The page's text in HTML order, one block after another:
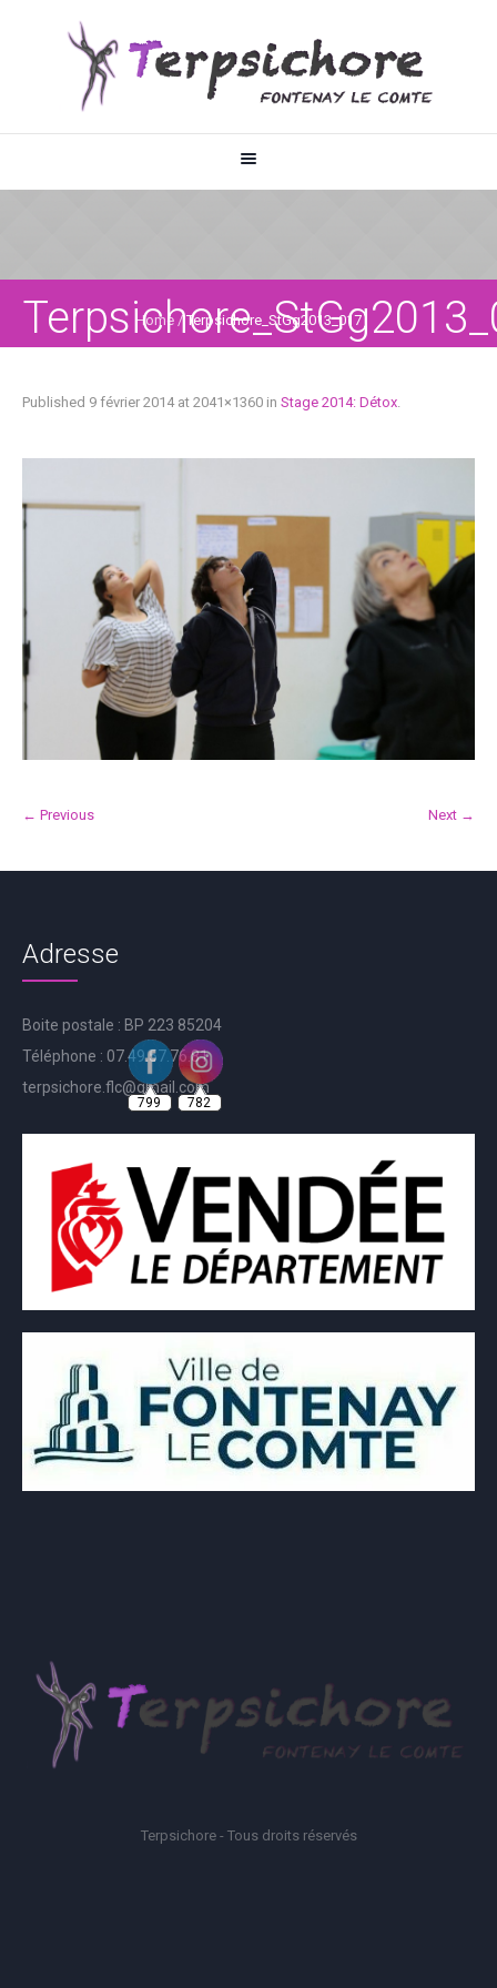
Home /Terpsichore_StGg2013_017
Published 9 février 2014at 2041×1360 in Stage 2014: Détox.
← Previous Next →
Adresse
Boite postale : BP 223 85204
Téléphone : 07.49.57.76.81
terpsichore.flc@gmail.com
Terpsichore - Tous droits réservés
782